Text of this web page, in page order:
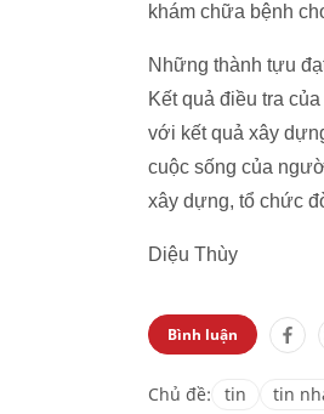
khám chữa bệnh
Những thành tựu
Kết quả điều tra
với kết quả xây
cuộc sống của
xây dựng, tổ chức
Diệu Thùy
Bình luận
Chủ đề: tin tin